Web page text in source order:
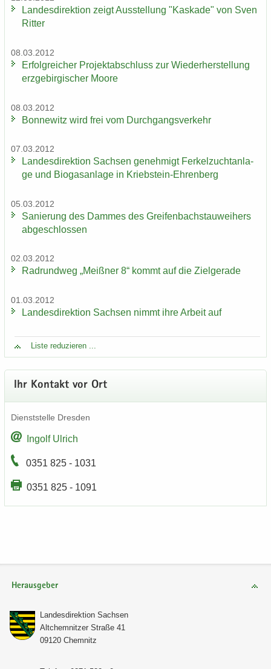
Lan­des­di­rek­ti­on zeigt Aus­stel­lung "Kas­ka­de" von Sven
Rit­ter
08.03.2012
Er­folg­rei­cher Pro­jekt­ab­schluss zur Wie­der­her­stel­lung
erz­ge­bir­gi­scher Moore
08.03.2012
Bon­ne­witz wird frei vom Durch­gangs­ver­kehr
07.03.2012
Lan­des­di­rek­ti­on Sach­sen ge­neh­migt Fer­kel­zucht­an­la­
ge und Bio­gas­an­la­ge in Kriebstein-​Ehrenberg
05.03.2012
Sa­nie­rung des Dam­mes des Grei­fen­bach­stau­wei­hers
ab­ge­schlos­sen
02.03.2012
Rad­rund­weg „Meiß­ner 8“ kommt auf die Ziel­ge­ra­de
01.03.2012
Lan­des­di­rek­ti­on Sach­sen nimmt ihre Ar­beit auf
Liste re­du­zie­ren ...
Ihr Kon­takt vor Ort
Dienst­stel­le Dres­den
In­golf Ul­rich
0351 825 - 1031
0351 825 - 1091
Herausgeber
Lan­des­di­rek­ti­on Sach­sen
Alt­chem­nit­zer Stra­ße 41
09120 Chem­nitz